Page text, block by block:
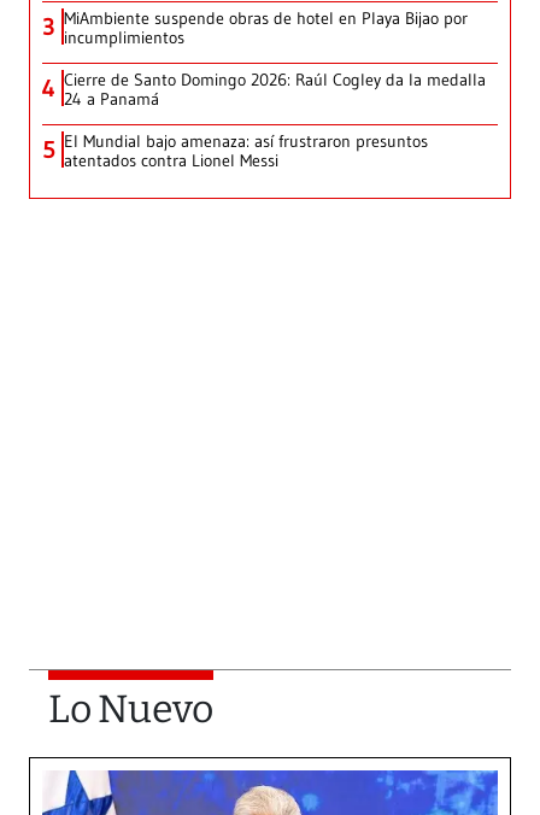
3 MiAmbiente suspende obras de hotel en Playa Bijao por
incumplimientos
4 Cierre de Santo Domingo 2026: Raúl Cogley da la medalla
24 a Panamá
5 El Mundial bajo amenaza: así frustraron presuntos
atentados contra Lionel Messi
Lo Nuevo